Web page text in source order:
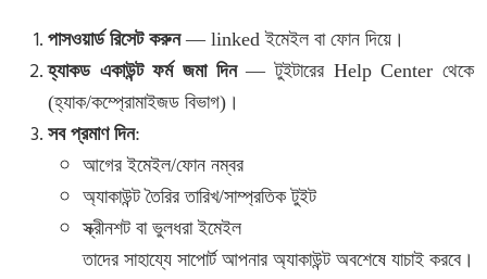
পাসওয়ার্ড রিসেট করুন— linked ইমেইল বা ফোন দিয়ে।
হ্যাকড একাউন্ট ফর্ম জমা দিন—টুইটারের Help Centerথেকে
(হ্যাক/কম্প্রোমাইজড বিভাগ) ।
সব প্রমাণ দিন:
আগের ইমেইল/ফোন নম্বর
অ্যাকাউন্ট তৈরির তারিখ/সাম্প্রতিক টুইট
স্ক্রীনশট বা ভুলধরা ইমেইল
তাদের সাহায্যে সাপোর্ট আপনার অ্যাকাউন্ট অবশেষে যাচাই করবে।